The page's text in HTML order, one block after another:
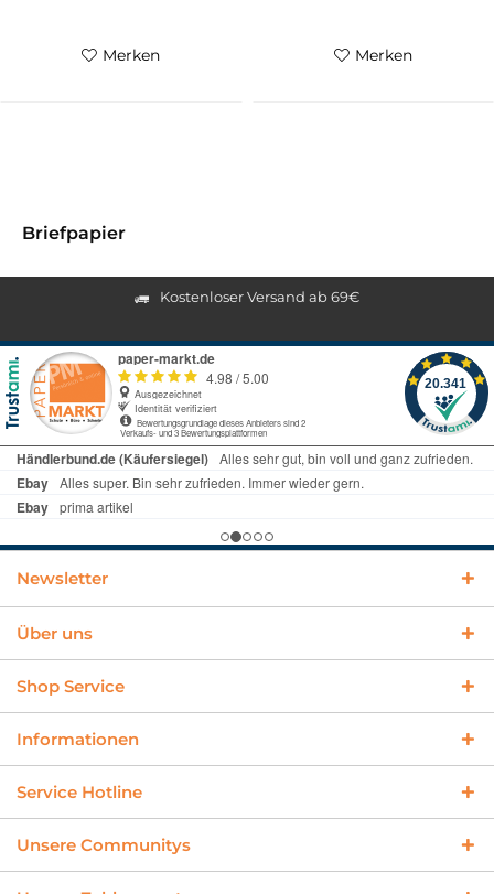
Merken Merken
Briefpapier
Kostenloser Versand ab 69€
Newsletter
Über uns
Shop Service
Informationen
Service Hotline
Unsere Communitys